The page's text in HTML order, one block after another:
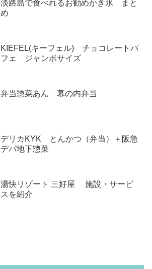
淡路島で食べれるお勧めかき氷 まと
め
KIEFEL(キーフェル) チョコレートパ
フェ ジャンボサイズ
弁当惣菜あん 幕の内弁当
デリカKYK とんかつ（弁当）＋阪急
デパ地下惣菜
湯快リゾート 三好屋 施設・サービ
スを紹介